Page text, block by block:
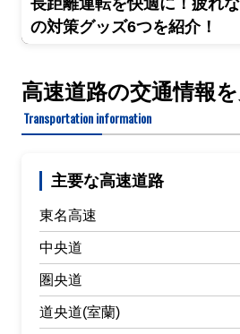
長距離運転を快適に！疲れ
の対策グッズ6つを紹介！
高速道路の交通情報
Transportation information
主要な高速道路
東名高速
中央道
圏央道
道央道(室蘭)